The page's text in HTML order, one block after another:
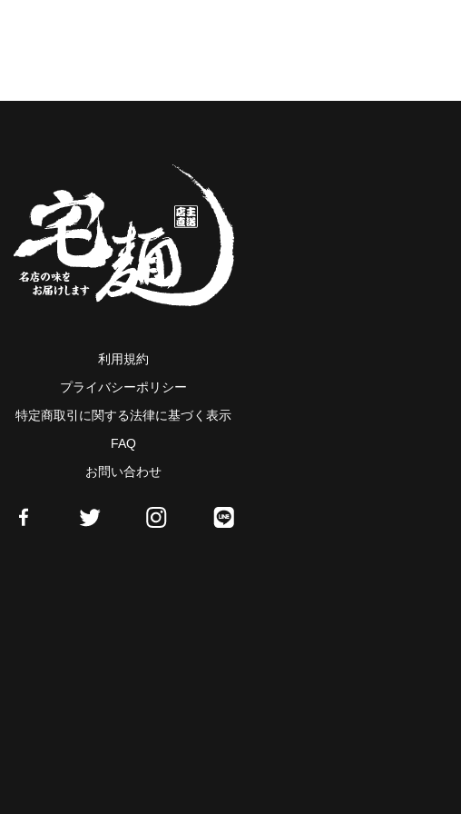
利用規約
プライバシーポリシー
特定商取引に関する法律に基づく表示
FAQ
お問い合わせ